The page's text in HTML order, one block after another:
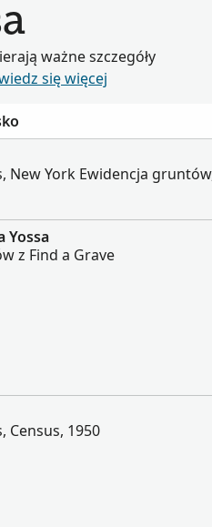
ważne szczegóły
się więcej
New York Ewidencja
Yossa
z Find a Grave
Census, 1950